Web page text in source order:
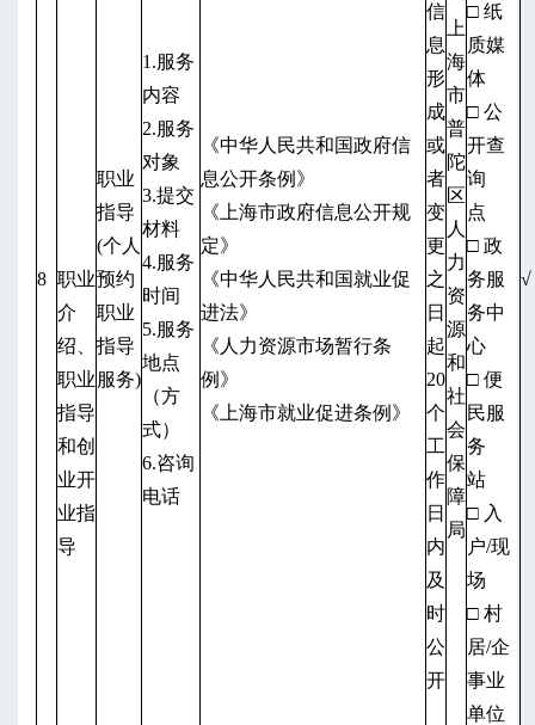
职业
介
绍、
职业
指导
和创
业开
业指
导
8
职业
指导
(个人
预约
职业
指导
服务)
1.服务
内容
2.服务
对象
3.提交
材料
4.服务
时间
5.服务
地点
（方
式）
6.咨询
电话
《中华人民共和国政府信
息公开条例》
《上海市政府信息公开规
定》
《中华人民共和国就业促
进法》
《人力资源市场暂行条
例》
《上海市就业促进条例》
信
息
形
成
或
者
变
更
之
日
起
20
个
工
作
日
内
及
时
公
开
上
海
市
普
陀
区
人
力
资
源
和
社
会
保
障
局
□ 纸
质媒
体
□ 公
开查
询
点
□ 政
务服
务中
心
□ 便
民服
务
站
□ 入
户/现
场
□ 村
居/企
事业
单位
√